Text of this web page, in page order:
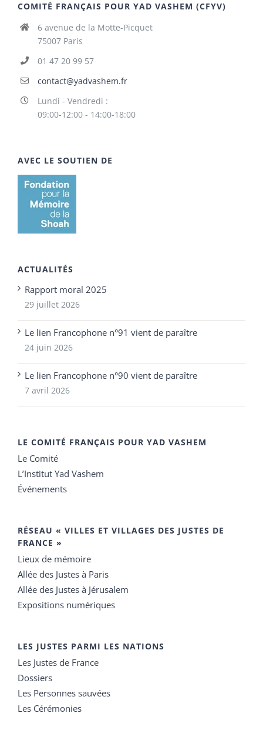
COMITÉ FRANÇAIS POUR YAD VASHEM (CFYV)
6 avenue de la Motte-Picquet
75007 Paris
01 47 20 99 57
contact@yadvashem.fr
Lundi - Vendredi :
09:00-12:00 - 14:00-18:00
AVEC LE SOUTIEN DE
ACTUALITÉS
Rapport moral 2025
29 juillet 2026
Le lien Francophone n°91 vient de paraître
24 juin 2026
Le lien Francophone n°90 vient de paraître
7 avril 2026
LE COMITÉ FRANÇAIS POUR YAD VASHEM
Le Comité
L’Institut Yad Vashem
Événements
RÉSEAU « VILLES ET VILLAGES DES JUSTES DE
FRANCE »
Lieux de mémoire
Allée des Justes à Paris
Allée des Justes à Jérusalem
Expositions numériques
LES JUSTES PARMI LES NATIONS
Les Justes de France
Dossiers
Les Personnes sauvées
Les Cérémonies